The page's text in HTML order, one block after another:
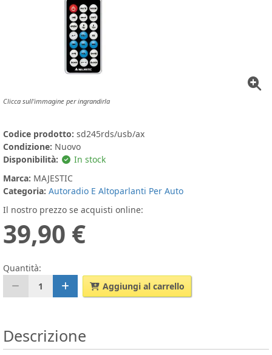
Clicca sull'immagine per ingrandirla
Codice prodotto: sd245rds/usb/ax
Condizione: Nuovo
Disponibilità:
In stock
Marca: MAJESTIC
Categoria: Autoradio E Altoparlanti Per Auto
Il nostro prezzo se acquisti online:
39,90 €
Quantità:
1
Aggiungi al carrello
Descrizione